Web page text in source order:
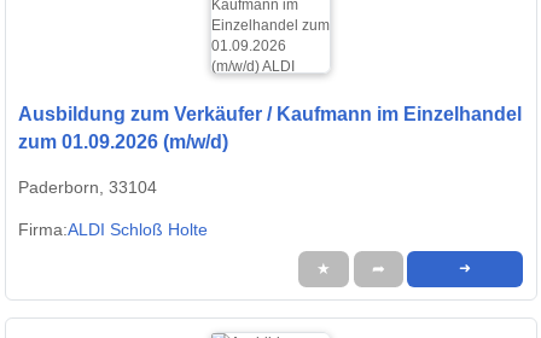
Ausbildung zum Verkäufer / Kaufmann im Einzelhandel
zum 01.09.2026 (m/w/d)
Paderborn, 33104
Firma:ALDI Schloß Holte
★ ➦ ➜